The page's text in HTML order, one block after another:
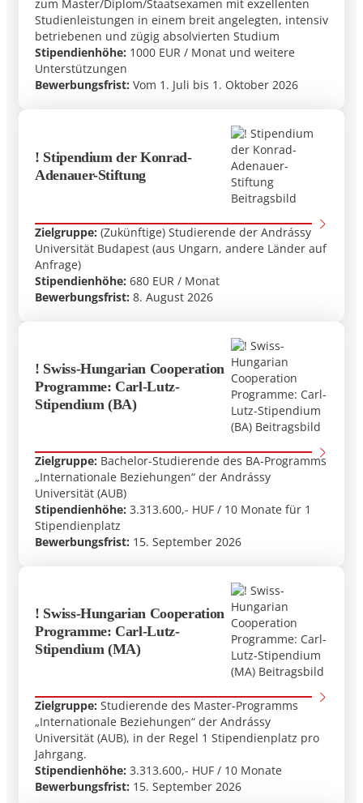
Studiengang
Studienverhältnis
Incoming/Outgoing
Förderart
Bachelor/Master/PhD
zum Master/Diplom/Staatsexamen mit exzellenten
Studienleistungen in einem breit angelegten, intensiv
betriebenen und zügig absolvierten Studium
Stipendienhöhe: 1000 EUR / Monat und weitere
Unterstützungen
Bewerbungsfrist: Vom 1. Juli bis 1. Oktober 2026
! Stipendium der Konrad-
Adenauer-Stiftung
Zielgruppe: (Zukünftige) Studierende der Andrássy
Universität Budapest (aus Ungarn, andere Länder auf
Anfrage)
Stipendienhöhe: 680 EUR / Monat
Bewerbungsfrist: 8. August 2026
! Swiss-Hungarian Cooperation
Programme: Carl-Lutz-
Stipendium (BA)
Zielgruppe: Bachelor-Studierende des BA-Programms
„Internationale Beziehungen“ der Andrássy
Universität (AUB)
Stipendienhöhe: 3.313.600,- HUF / 10 Monate für 1
Stipendienplatz
Bewerbungsfrist: 15. September 2026
! Swiss-Hungarian Cooperation
Programme: Carl-Lutz-
Stipendium (MA)
Zielgruppe: Studierende des Master-Programms
„Internationale Beziehungen“ der Andrássy
Universität (AUB), in der Regel 1 Stipendienplatz pro
Jahrgang.
Stipendienhöhe: 3.313.600,- HUF / 10 Monate
Bewerbungsfrist: 15. September 2026